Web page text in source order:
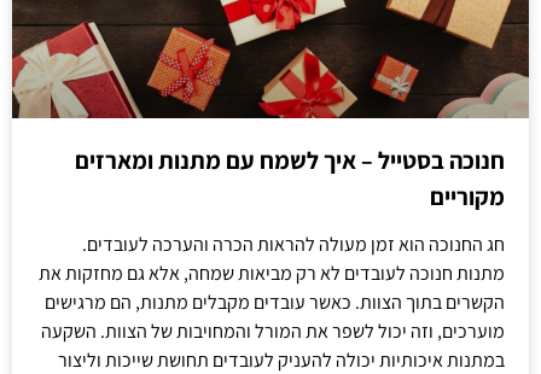
חנוכה בסטייל – איך לשמח עם מתנות ומארזים
מקוריים
חג החנוכה הוא זמן מעולה להראות הכרה והערכה לעובדים.
מתנות חנוכה לעובדים לא רק מביאות שמחה, אלא גם מחזקות את
הקשרים בתוך הצוות. כאשר עובדים מקבלים מתנות, הם מרגישים
מוערכים, וזה יכול לשפר את המורל והמחויבות של הצוות. השקעה
במתנות איכותיות יכולה להעניק לעובדים תחושת שייכות וליצור